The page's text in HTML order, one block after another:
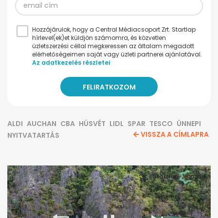
Hozzájárulok, hogy a Central Médiacsoport Zrt. Startlap
hírlevel(ek)et küldjön számomra, és közvetlen
üzletszerzési céllal megkeressen az általam megadott
elérhetőségeimen saját vagy üzleti partnerei ajánlatával.
Az adatkezelés részletei
ALDI AUCHAN CBA HÚSVÉT LIDL SPAR TESCO ÜNNEPI
NYITVATARTÁS
VISSZA A CÍMLAPRA